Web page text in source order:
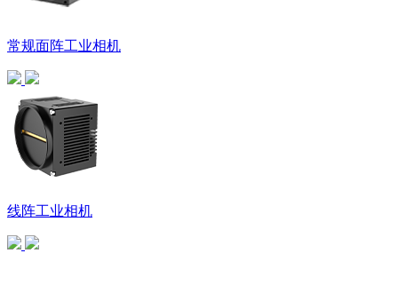
常规面阵工业相机
线阵工业相机